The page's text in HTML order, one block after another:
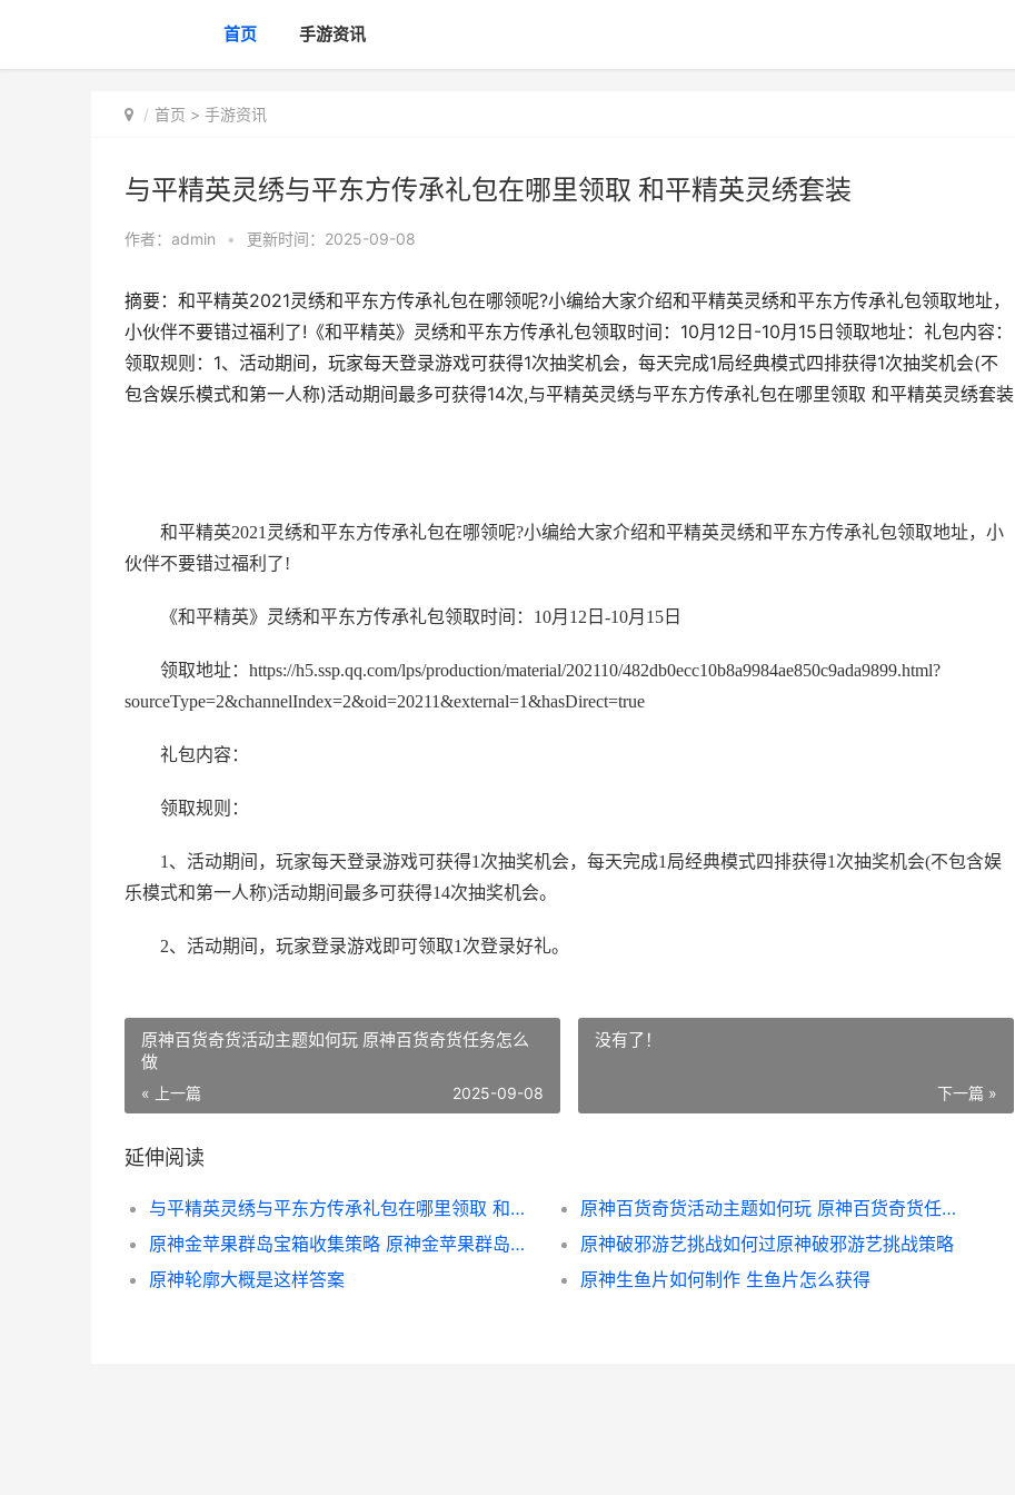
首页 手游资讯
首页 > 手游资讯
与平精英灵绣与平东方传承礼包在哪里领取 和平精英灵绣套装
作者： admin • 更新时间：2025-09-08
摘要：和平精英2021灵绣和平东方传承礼包在哪领呢?小编给大家介绍和平精英灵绣和平东方传承礼包领取地址，
小伙伴不要错过福利了!《和平精英》灵绣和平东方传承礼包领取时间：10月12日-10月15日领取地址：礼包内容：
领取规则：1、活动期间，玩家每天登录游戏可获得1次抽奖机会，每天完成1局经典模式四排获得1次抽奖机会(不
包含娱乐模式和第一人称)活动期间最多可获得14次,与平精英灵绣与平东方传承礼包在哪里领取 和平精英灵绣套装
和平精英2021灵绣和平东方传承礼包在哪领呢?小编给大家介绍和平精英灵绣和平东方传承礼包领取地址，小
伙伴不要错过福利了!
《和平精英》灵绣和平东方传承礼包领取时间：10月12日-10月15日
领取地址：https://h5.ssp.qq.com/lps/production/material/202110/482db0ecc10b8a9984ae850c9ada9899.html?
sourceType=2&channelIndex=2&oid=20211&external=1&hasDirect=true
礼包内容：
领取规则：
1、活动期间，玩家每天登录游戏可获得1次抽奖机会，每天完成1局经典模式四排获得1次抽奖机会(不包含娱
乐模式和第一人称)活动期间最多可获得14次抽奖机会。
2、活动期间，玩家登录游戏即可领取1次登录好礼。
原神百货奇货活动主题如何玩 原神百货奇货任务怎么
做
« 上一篇 2025-09-08
没有了！
下一篇 »
延伸阅读
与平精英灵绣与平东方传承礼包在哪里领取 和平精英灵绣套装
原神百货奇货活动主题如何玩 原神百货奇货任务怎么做
原神金苹果群岛宝箱收集策略 原神金苹果群岛没了吗
原神破邪游艺挑战如何过原神破邪游艺挑战策略
原神轮廓大概是这样答案
原神生鱼片如何制作 生鱼片怎么获得